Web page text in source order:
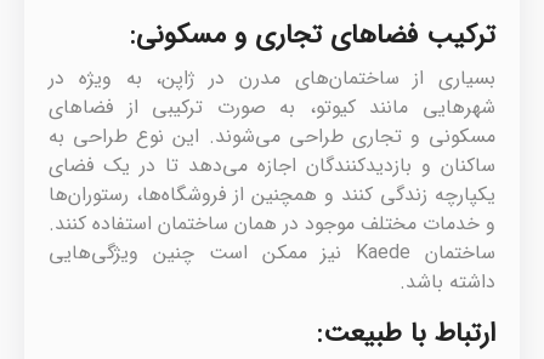
ترکیب فضاهای تجاری و مسکونی:
بسیاری از ساختمان‌های مدرن در ژاپن، به ویژه در
شهرهایی مانند کیوتو، به صورت ترکیبی از فضاهای
مسکونی و تجاری طراحی می‌شوند. این نوع طراحی به
ساکنان و بازدیدکنندگان اجازه می‌دهد تا در یک فضای
یکپارچه زندگی کنند و همچنین از فروشگاه‌ها، رستوران‌ها
و خدمات مختلف موجود در همان ساختمان استفاده کنند.
ساختمان Kaede نیز ممکن است چنین ویژگی‌هایی
داشته باشد.
ارتباط با طبیعت: